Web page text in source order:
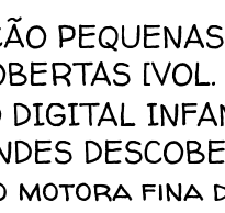
[VOL.
motora fina